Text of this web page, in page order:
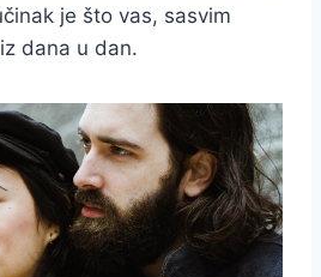
je što vas, sasvim
dana u dan.